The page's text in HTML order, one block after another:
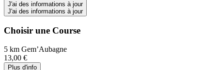
J'ai des informations à jour
J'ai des informations à jour
Choisir une Course
5 km Gem’Aubagne
13,00 €
Plus d'info